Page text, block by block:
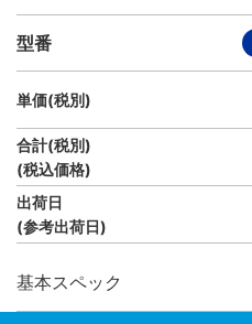
型番
単価(税別)
合計(税別)
(税込価格)
出荷日
(参考出荷日)
基本スペック